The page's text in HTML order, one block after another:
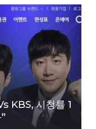
KBS, 시청률 1